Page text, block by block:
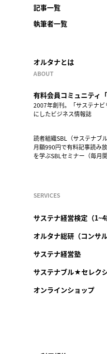
記事一覧
執筆者一覧
オルタナとは
ABOUT
有料会員コミュニティ「
2007年創刊。「サステナビ
にしたビジネス情報誌
読者組織SBL（サステナブ
月額990円で有料記事読み
を学ぶSBLセミナー（毎月
SERVICES
サステナ経営検定（1~4
オルタナ総研（コンサ
サステナ経営塾
サステナブル★セレク
オンラインショップ